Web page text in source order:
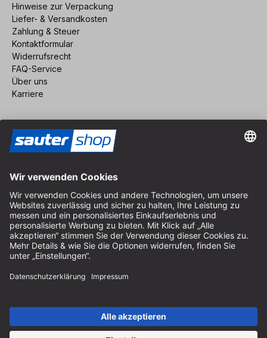
Hinweise zur Verpackung
Liefer- & Versandkosten
Zahlung & Steuer
Kontaktformular
Widerrufsrecht
FAQ-Service
Über uns
Karriere
Impressum
AGB
Datenschutz
Cookie-Einstellungen
© 2026 sauter GmbH
* kostenloser Versand ab 150 Euro Bestellwert innerhalb
Deutschlands für die Standard-Paketgrößen - ausgenommen
Sperrgut und Fracht
In Abh. des Lieferlandes kann die MwSt. an der Kasse variieren.